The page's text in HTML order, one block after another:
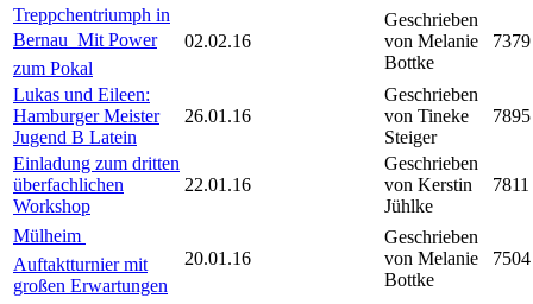
Treppchentriumph in
Bernau  Mit Power
zum Pokal
02.02.16
Geschrieben
von Melanie
Bottke
7379
Lukas und Eileen:
Hamburger Meister
Jugend B Latein
26.01.16
Geschrieben
von Tineke
Steiger
7895
Einladung zum dritten
überfachlichen
Workshop
22.01.16
Geschrieben
von Kerstin
Jühlke
7811
Mülheim 
Auftaktturnier mit
großen Erwartungen
20.01.16
Geschrieben
von Melanie
Bottke
7504